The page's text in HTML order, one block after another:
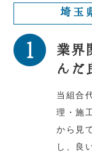
埼玉
業界
んだ
当組合
理・施
から見
し、良